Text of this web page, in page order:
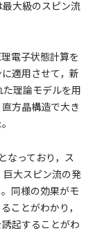
最大級のスピン流
電子状態計算を
適用させて，新
理論モデルを用
方晶構造で大き
なっており，ス
大スピン流の発
同様の効果がモ
ことがわかり，
起することがわ